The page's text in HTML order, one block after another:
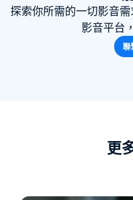
探索你所需的一切影音
影音平台
聯
更